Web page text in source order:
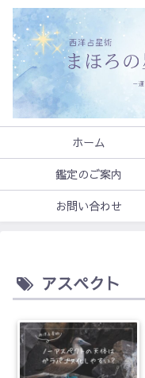
ホーム
鑑定のご案内
お問い合わせ
アスペクト